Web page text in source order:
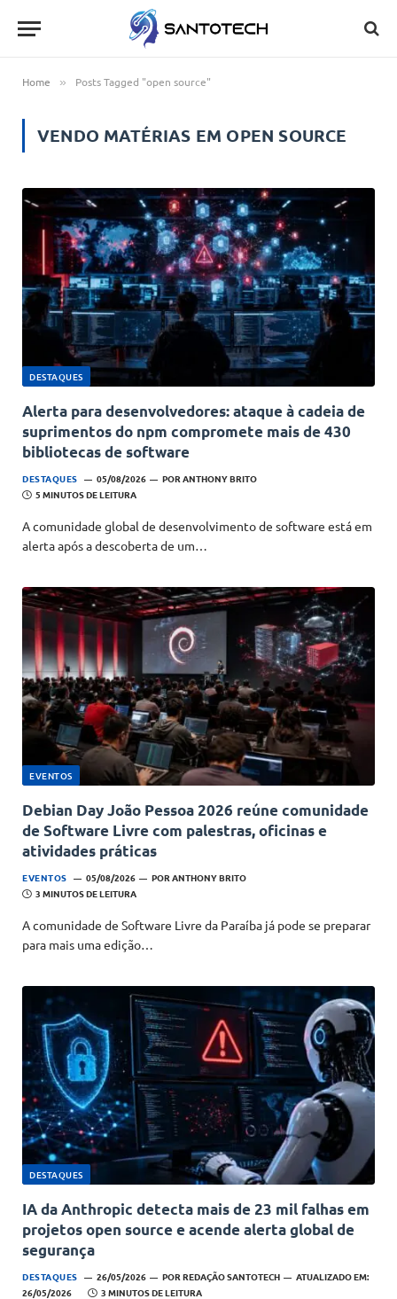
Home » Posts Tagged "open source"
VENDO MATÉRIAS EM OPEN SOURCE
DESTAQUES
Alerta para desenvolvedores: ataque à cadeia de
suprimentos do npm compromete mais de 430
bibliotecas de software
DESTAQUES 05/08/2026 POR ANTHONY BRITO
5 MINUTOS DE LEITURA
A comunidade global de desenvolvimento de software está em
alerta após a descoberta de um…
EVENTOS
Debian Day João Pessoa 2026 reúne comunidade
de Software Livre com palestras, oficinas e
atividades práticas
EVENTOS 05/08/2026 POR ANTHONY BRITO
3 MINUTOS DE LEITURA
A comunidade de Software Livre da Paraíba já pode se preparar
para mais uma edição…
DESTAQUES
IA da Anthropic detecta mais de 23 mil falhas em
projetos open source e acende alerta global de
segurança
DESTAQUES 26/05/2026 POR REDAÇÃO SANTOTECH
ATUALIZADO EM:
26/05/2026
3 MINUTOS DE LEITURA